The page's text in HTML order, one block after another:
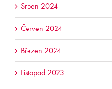
Srpen 2024
Červen 2024
Březen 2024
Listopad 2023